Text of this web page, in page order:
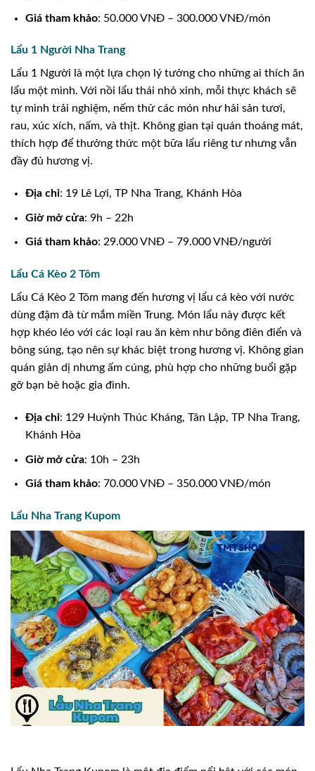
Giá tham khảo: 50.000 VNĐ – 300.000 VNĐ/món
Lẩu 1 Người Nha Trang
Lẩu 1 Người là một lựa chọn lý tưởng cho những ai thích ăn
lẩu một mình. Với nồi lẩu thái nhỏ xinh, mỗi thực khách sẽ
tự mình trải nghiệm, nếm thử các món như hải sản tươi,
rau, xúc xích, nấm, và thịt. Không gian tại quán thoáng mát,
thích hợp để thưởng thức một bữa lẩu riêng tư nhưng vẫn
đầy đủ hương vị.
Địa chỉ: 19 Lê Lợi, TP Nha Trang, Khánh Hòa
Giờ mở cửa: 9h – 22h
Giá tham khảo: 29.000 VNĐ – 79.000 VNĐ/người
Lẩu Cá Kèo 2 Tôm
Lẩu Cá Kèo 2 Tôm mang đến hương vị lẩu cá kèo với nước
dùng đậm đà từ mắm miền Trung. Món lẩu này được kết
hợp khéo léo với các loại rau ăn kèm như bông điên điển và
bông súng, tạo nên sự khác biệt trong hương vị. Không gian
quán giản dị nhưng ấm cúng, phù hợp cho những buổi gặp
gỡ bạn bè hoặc gia đình.
Địa chỉ: 129 Huỳnh Thúc Kháng, Tân Lập, TP Nha Trang,
Khánh Hòa
Giờ mở cửa: 10h – 23h
Giá tham khảo: 70.000 VNĐ – 350.000 VNĐ/món
Lẩu Nha Trang Kupom